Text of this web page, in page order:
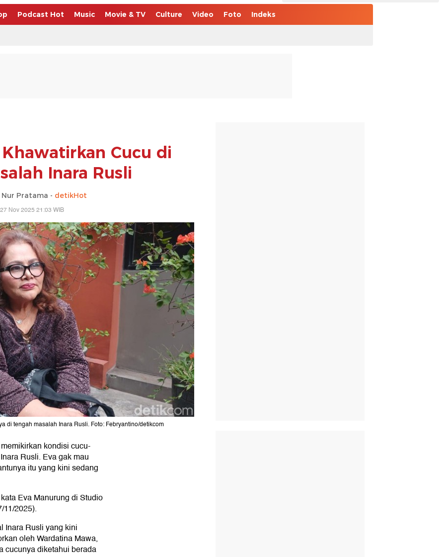
Podcast Hot Music Movie & TV Culture Video Foto Indeks
Cucu di
Inara Rusli
Pratama - detikHot
Nov 2025 21:03 WIB
di tengah masalah Inara Rusli. Foto: Febryantino/detikcom
kondisi cucu-
Rusli. Eva gak mau
itu yang kini sedang
Eva Manurung di Studio
11/2025).
Inara Rusli yang kini
oleh Wardatina Mawa,
cucunya diketahui berada